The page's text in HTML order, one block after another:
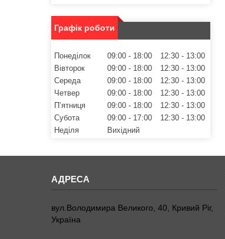
Графік роботи
Понеділок 09:00 18:00 12:30
13:00
Вівторок
09:00 18:00 12:30
13:00
Середа
09:00 18:00 12:30
13:00
Четвер
09:00 18:00 12:30
13:00
Пʼятниця
09:00 18:00 12:30
13:00
Субота
09:00 17:00 12:30
13:00
Неділя
Вихідний
вул.Володимира Великого, 40, Кривий Ріг,
Україна